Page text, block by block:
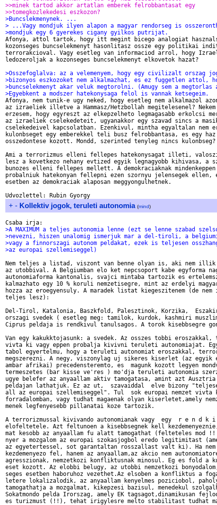
>>minek tartod akkor artatlan emberek felrobbantasat egy
>>tomegkozlekedesi eszkozon?
>Buncslekmenynek. ...
> ...Vagy mondjuk ilyen alapon a magyar rendorseg is
>mondjuk egy 6 gyerekes cigany gyilkos putrijat.
Afonya, attol tartok, hogy itt megint bicego analogiat
kozonseges buncselekmenyt hasonlitasz ossze egy politikai
terrorakcioval. Vagy esetleg van informaciod arrol, hogy
ledozeroljak a kozonseges buncselekmenyt elkovetok hazat?
>Osszefoglalva: az a velemenyem, hogy egy civilizalt orszag
>bizonyos eszkozoket nem alkalmazhat, es ez fuggetlen attol,
>buncselekmenyt akar veluk megtorolni. (Amugy sem a
>Egyebkent a modszer hatekonysaga felol is vannak ketsegeim.
Afonya, nem tunik-e ugy neked, hogy esetleg nem alkalmazol
az izraeliek illetve a Hammasz/Hetzbollah megitelesenel?
erzesem, hogy egyreszt az elkepzelheto legmagasabb erkolcsi
az izraeliek cselekedeteit, ugyanakkor egy szavad sincs a
cselekedeivel kapcsolatban. Ezenkivul, mintha egyaltalan nem
kulonbseget egy emberekkel teli busz felrobbantasa, es egy
osszedontese kozott. Mondd, szerinted tenyleg nincs kulonbseg?
Ami a terrorizmus elleni fellepes hatekonysagat illeti,
lesz a kovetkezo nehany evtized egyik legnagyobb kihivasa, a
bunozes elleni fellepes mellett. A demokraciaknak mindenkeppen
probalniuk hatekonyan fellepni ezen szornyu jelensegek ellen,
esetben az demokraciak alaposan meggyongulhetnek.
+ - Kollektiv jogok, teruleti autonomia (mind)
>A MAXIMUM a teljes autonomia lenne (ezt se lenne szabad
>nevezni, hiszen unalomig ismerjuk mar a del-tiroli, a
>vagy a finnorszagi autonom peldakat, ezek is teljesen
>az europai szellemiseggel)
Nem teljes a listad, viszont van benne olyan is, aki nem illik
az utobbival. A Belgiumban elo ket nepcsoport kabe egyforma
autonomiaforma kantonalis, svajci mintaba tartozik es
kalmazhato egy 10 % koruli nemzetisegre, mint az erdelyi
hozza az eroegyensuly. A maradek listat kiegeszitenem (de nem
teljes lesz):
Del-Tirol, Katalonia, Baszkfold, Palesztinok, Korzika,
orszagi svedek ( esetleg meg: tamilok, kurdok, kashmiri
Ciprus peldaja is rendkivul tanulsagos. A torok kisebbsegre
Van egy kakukktojasunk: a svedek. Az osszes tobbi eroszakkal,
vivta ki vagy eppen probalja kivivni teruleti autonomiajat.
tabol egyertelmu, hogy a teruleti autonomiat eroszakkal,
megszerezni. A negy, viszonylag uj sikeres kiserlet (az egyik
ambar afrikai) precedensteremto, es  magunk kozott legyen
termeszetes (bar kisse ve'res ) mo'dja teruleti autonomia
ugye belefer az anyaallam aktiv tamogatasa, amint azt
peldajan lathatjuk. Ez az ut,  szavaiddal  elve bizony
all az europai szellemiseggel". Tul  sok europai nemzet vivta
forradalomban, vagy tudhat magaenak olyan kiserletet,amely
menek legfenyesebb pillanatai koze tartozik.
A terrorizmussal kivivando autonomianak vagy  egy  r e n d
elofeltetele. Azt feltunoen a kisebbsegnek kell
mat kesobb az anyaallam fu alatt tamogathat (felteteles mod
nyer a mozgalom az europai szokasjogbol eredo legitimitast
az egyetertessel, sot garantaltan rosszallast valt ki). Ha nem
kezdemenyezo fel, hanem az anyaallam,az akcio nem
agresszionak, nemzetkozi konfliktusnak minosul. Eg es fold a
eset kozott. Az elobbi belugy, az utobbi nemzetkozi
seges esetben haboruhoz vezethet.Az elsoben a konfliktus a
letere lokalizalodik, az anyaallam kenyelmes poziciobol,
tamogathatja a mozgalmat, kikepzesi bazisul, menedekul
Sokatmondo pelda Irorszag, amely EK tagsagot,dinamikusan
es turizmust (!!), tehat irigylesre melto stabilitast tudhat